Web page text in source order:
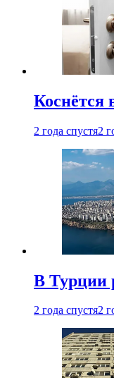
Коснётся
2 года спустя2
В Турции
2 года спустя2